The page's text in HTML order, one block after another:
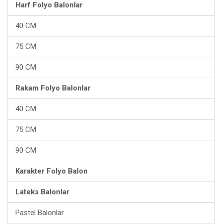
Harf Folyo Balonlar
40 CM
75 CM
90 CM
Rakam Folyo Balonlar
40 CM
75 CM
90 CM
Karakter Folyo Balon
Lateks Balonlar
Pastel Balonlar